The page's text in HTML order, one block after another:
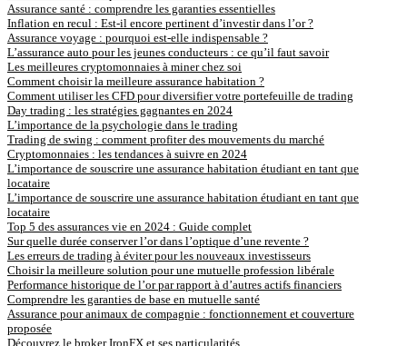
Assurance santé : comprendre les garanties essentielles
Inflation en recul : Est-il encore pertinent d’investir dans l’or ?
Assurance voyage : pourquoi est-elle indispensable ?
L’assurance auto pour les jeunes conducteurs : ce qu’il faut savoir
Les meilleures cryptomonnaies à miner chez soi
Comment choisir la meilleure assurance habitation ?
Comment utiliser les CFD pour diversifier votre portefeuille de trading
Day trading : les stratégies gagnantes en 2024
L’importance de la psychologie dans le trading
Trading de swing : comment profiter des mouvements du marché
Cryptomonnaies : les tendances à suivre en 2024
L’importance de souscrire une assurance habitation étudiant en tant que
locataire
L’importance de souscrire une assurance habitation étudiant en tant que
locataire
Top 5 des assurances vie en 2024 : Guide complet
Sur quelle durée conserver l’or dans l’optique d’une revente ?
Les erreurs de trading à éviter pour les nouveaux investisseurs
Choisir la meilleure solution pour une mutuelle profession libérale
Performance historique de l’or par rapport à d’autres actifs financiers
Comprendre les garanties de base en mutuelle santé
Assurance pour animaux de compagnie : fonctionnement et couverture
proposée
Découvrez le broker IronFX et ses particularités